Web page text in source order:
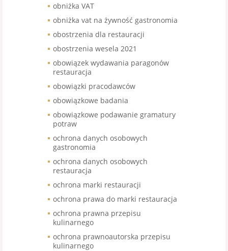
obniżka VAT
obniżka vat na żywność gastronomia
obostrzenia dla restauracji
obostrzenia wesela 2021
obowiązek wydawania paragonów
restauracja
obowiązki pracodawców
obowiązkowe badania
obowiązkowe podawanie gramatury
potraw
ochrona danych osobowych
gastronomia
ochrona danych osobowych
restauracja
ochrona marki restauracji
ochrona prawa do marki restauracja
ochrona prawna przepisu
kulinarnego
ochrona prawnoautorska przepisu
kulinarnego